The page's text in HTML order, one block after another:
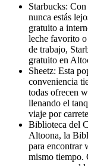
Starbucks:
nunca estás
gratuito a
leche favorito
de trabajo,
gratuito en
Sheetz: Esta
conveniencia
todas ofrecen
llenando el
viaje por
Biblioteca del
Altoona, la
para encontrar
mismo tiempo.